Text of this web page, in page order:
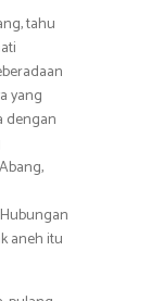
tahu
yang
dengan
aneh itu